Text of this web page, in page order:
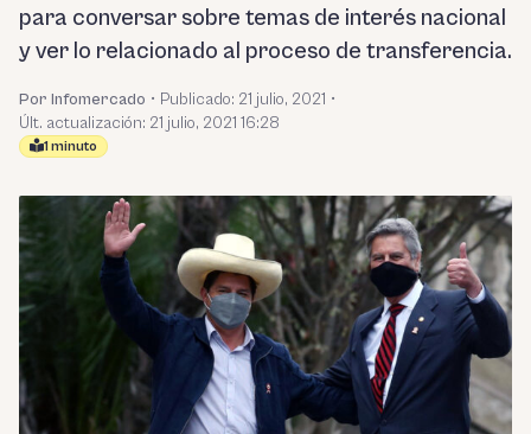
para conversar sobre temas de interés nacional
y ver lo relacionado al proceso de transferencia.
Por Infomercado • Publicado: 21 julio, 2021 •
Últ. actualización: 21 julio, 2021 16:28
1 minuto